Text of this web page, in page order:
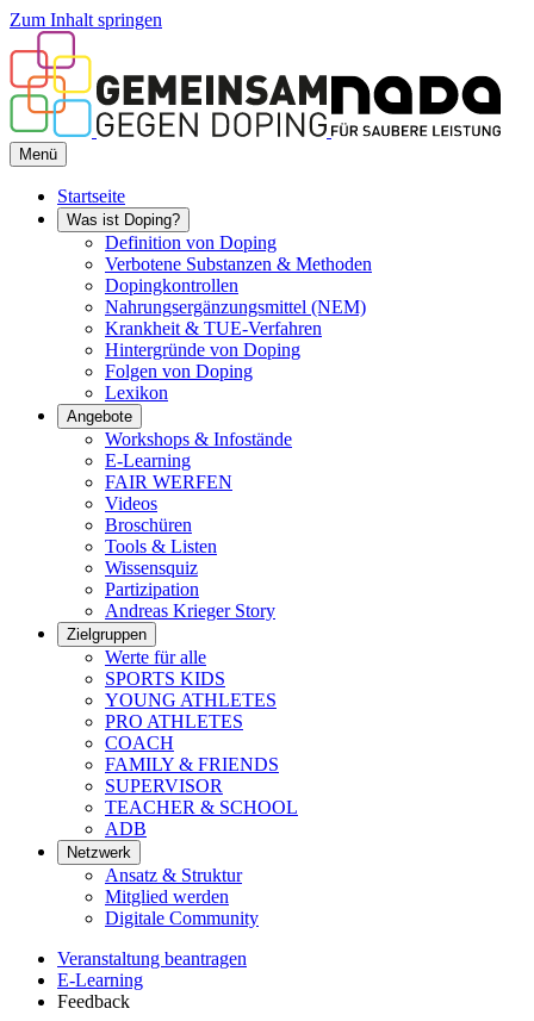
Zum Inhalt springen
Menü
Startseite
Was ist Doping?
Definition von Doping
Verbotene Substanzen & Methoden
Dopingkontrollen
Nahrungsergänzungsmittel (NEM)
Krankheit & TUE-Verfahren
Hintergründe von Doping
Folgen von Doping
Lexikon
Angebote
Workshops & Infostände
E-Learning
FAIR WERFEN
Videos
Broschüren
Tools & Listen
Wissensquiz
Partizipation
Andreas Krieger Story
Zielgruppen
Werte für alle
SPORTS KIDS
YOUNG ATHLETES
PRO ATHLETES
COACH
FAMILY & FRIENDS
SUPERVISOR
TEACHER & SCHOOL
ADB
Netzwerk
Ansatz & Struktur
Mitglied werden
Digitale Community
Veranstaltung beantragen
E-Learning
Feedback